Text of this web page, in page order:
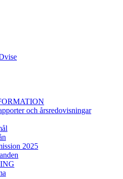
och årsredovisningar
2025